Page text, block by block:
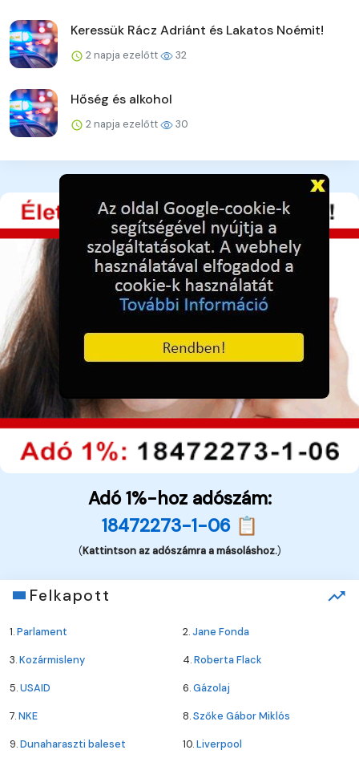
Keressük Rácz Adriánt és Lakatos Noémit!
2 napja ezelőtt 32
Hőség és alkohol
2 napja ezelőtt 30
Adó 1%-hoz adószám:
18472273-1-06 📋
(Kattintson az adószámra a másoláshoz.)
Felkapott
1.Parlament 2.Jane Fonda
3.Kozármisleny 4.Roberta Flack
5.USAID 6.Gázolaj
7.NKE 8.Szőke Gábor Miklós
9.Dunaharaszti baleset 10.Liverpool